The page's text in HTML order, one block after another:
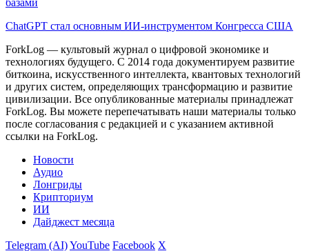
ChatGPT стал основным ИИ-инструментом Конгресса США
ForkLog — культовый журнал о цифровой экономике и
технологиях будущего. С 2014 года документируем развитие
биткоина, искусственного интеллекта, квантовых технологий
и других систем, определяющих трансформацию и развитие
цивилизации. Все опубликованные материалы принадлежат
ForkLog. Вы можете перепечатывать наши материалы только
после согласования с редакцией и с указанием активной
ссылки на ForkLog.
Новости
Аудио
Лонгриды
Крипториум
ИИ
Дайджест месяца
Telegram (AI)YouTube Facebook X